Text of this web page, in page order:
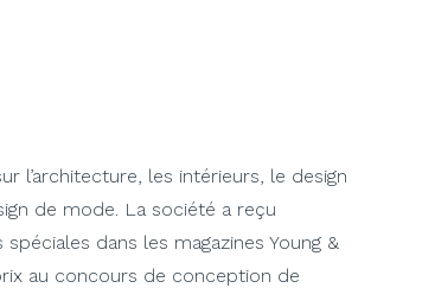
l’architecture, les intérieurs, le design
de mode. La société a reçu
dans les magazines Young &
au concours de conception de